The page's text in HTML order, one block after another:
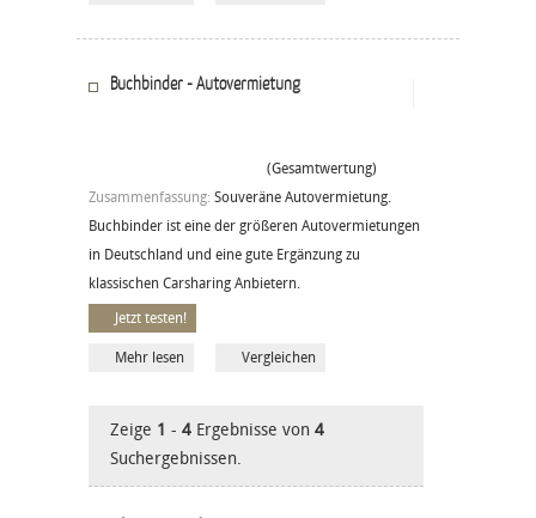
Buchbinder - Autovermietung
(Gesamtwertung)
Zusammenfassung: Souveräne Autovermietung.
Buchbinder ist eine der größeren Autovermietungen
in Deutschland und eine gute Ergänzung zu
klassischen Carsharing Anbietern.
Jetzt testen!
Mehr lesen Vergleichen
Zeige 1 - 4 Ergebnisse von 4
Suchergebnissen.